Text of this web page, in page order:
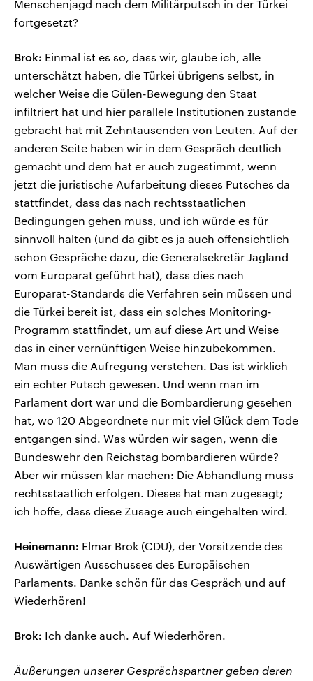
Menschenjagd nach dem Militärputsch in der Türkei
fortgesetzt?
Brok: Einmal ist es so, dass wir, glaube ich, alle
unterschätzt haben, die Türkei übrigens selbst, in
welcher Weise die Gülen-Bewegung den Staat
infiltriert hat und hier parallele Institutionen zustande
gebracht hat mit Zehntausenden von Leuten. Auf der
anderen Seite haben wir in dem Gespräch deutlich
gemacht und dem hat er auch zugestimmt, wenn
jetzt die juristische Aufarbeitung dieses Putsches da
stattfindet, dass das nach rechtsstaatlichen
Bedingungen gehen muss, und ich würde es für
sinnvoll halten (und da gibt es ja auch offensichtlich
schon Gespräche dazu, die Generalsekretär Jagland
vom Europarat geführt hat), dass dies nach
Europarat-Standards die Verfahren sein müssen und
die Türkei bereit ist, dass ein solches Monitoring-
Programm stattfindet, um auf diese Art und Weise
das in einer vernünftigen Weise hinzubekommen.
Man muss die Aufregung verstehen. Das ist wirklich
ein echter Putsch gewesen. Und wenn man im
Parlament dort war und die Bombardierung gesehen
hat, wo 120 Abgeordnete nur mit viel Glück dem Tode
entgangen sind. Was würden wir sagen, wenn die
Bundeswehr den Reichstag bombardieren würde?
Aber wir müssen klar machen: Die Abhandlung muss
rechtsstaatlich erfolgen. Dieses hat man zugesagt;
ich hoffe, dass diese Zusage auch eingehalten wird.
Heinemann: Elmar Brok (CDU), der Vorsitzende des
Auswärtigen Ausschusses des Europäischen
Parlaments. Danke schön für das Gespräch und auf
Wiederhören!
Brok: Ich danke auch. Auf Wiederhören.
Äußerungen unserer Gesprächspartner geben deren